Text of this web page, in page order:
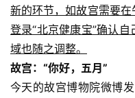
新的环节，如故宫需要
登录“北京健康宝”确认
域也随之调整。
故宫：“你好，五月”
今天的故宫博物院微博